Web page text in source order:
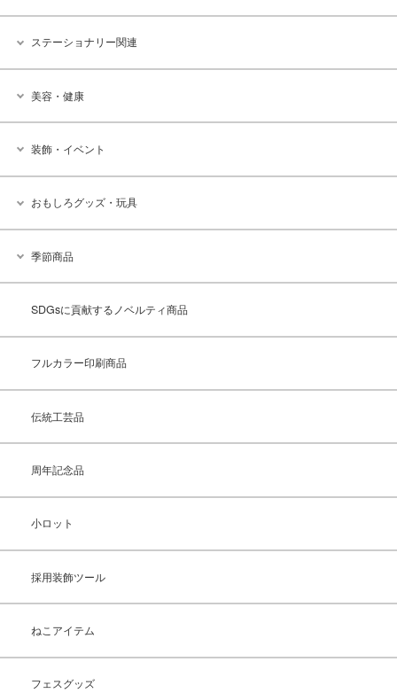
ステーショナリー関連
美容・健康
装飾・イベント
おもしろグッズ・玩具
季節商品
SDGsに貢献するノベルティ商品
フルカラー印刷商品
伝統工芸品
周年記念品
小ロット
採用装飾ツール
ねこアイテム
フェスグッズ